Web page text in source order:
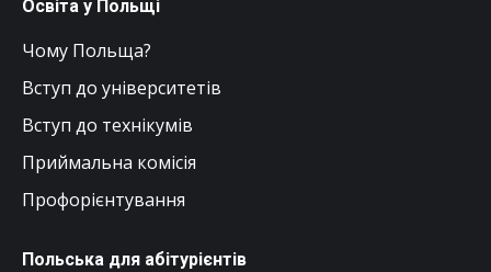
Освіта у Польщі
Чому Польща?
Вступ до університетів
Вступ до технікумів
Приймальна комісія
Профорієнтування
Польська для абітурієнтів